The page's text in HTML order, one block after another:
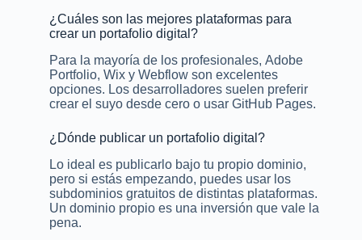
¿Cuáles son las mejores plataformas para
crear un portafolio digital?
Para la mayoría de los profesionales, Adobe
Portfolio, Wix y Webflow son excelentes
opciones. Los desarrolladores suelen preferir
crear el suyo desde cero o usar GitHub Pages.
¿Dónde publicar un portafolio digital?
Lo ideal es publicarlo bajo tu propio dominio,
pero si estás empezando, puedes usar los
subdominios gratuitos de distintas plataformas.
Un dominio propio es una inversión que vale la
pena.